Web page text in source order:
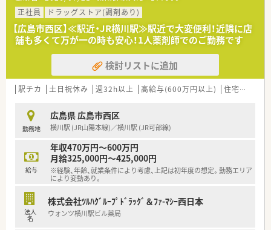
■近隣に店舗数が多く、フォロー体制も整っています。
■働き方改革に沿って、有給休暇消化が促進されています。
■残業については「サービス残業」はございません。
各店舗基本的に残業は少ないため、調剤併設店でも18時半～
19時までに
は帰宅できる店舗がほとんどです。
※繁忙期等は科目によって残業が発生してしまう可能性はご
ざいます。
■調剤の経験を積みつつ、OTCも学べる環境に身を置きたい方
■患者様に丁寧に投薬、服薬指導を行いたい方
等々…
少しでも気になった方はお問い合わせくださいませ
＜設備も充実＞
■電子薬歴・分包機（円盤）も完備しております。
■監査システムなどの調剤設備も導入しており、
リスクマネジメントも徹底しています。
機械化を進める事により、効率よいお仕事が可能となります。
＜業務内容＞
ドラッグストア併設店という事もあり、
お買い物に来た方が処方箋を持ってくる事もありますので、
広域からの処方箋にも対応しています。
■1日の処方箋枚数は40枚程度で、
薬剤師2名体制となっています。
■ドラッグストア併設店舗ですが、
調剤薬局業務専任でご勤務頂きます。
＜研修制度＞
■充実した研修フォロー体制も好評です。
e-ラーニングの補助制度もあり資格取得に関しても
正社員
ドラッグストア(調剤あり)
【広島市西区】≪駅近・JR横川駅≫駅近で大変便利！近隣に店
舗も多くて万が一の時も安心！1人薬剤師でのご勤務です
検討リストに追加
駅チカ 土日祝休み 週32h以上 高給与(600万円以上) 住宅補助(手当)あり
勤務地
広島県 広島市西区
横川駅 (JR山陽本線)／横川駅 (JR可部線)
給与
年収470万円～600万円
月給325,000円～425,000円
※経験、年齢、就業条件により考慮、上記は初年度の想定。勤務エリア
により変動あり。
法人
名
株式会社ﾂﾙﾊｸﾞﾙｰﾌﾟﾄﾞﾗｯｸﾞ＆ﾌｧ-ﾏｼｰ西日本
ウォンツ横川駅ビル薬局